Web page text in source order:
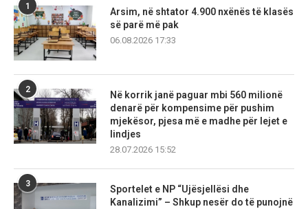
1
Arsim, në shtator 4.900 nxënës të klasës
së parë më pak
06.08.2026 17:33
2
Në korrik janë paguar mbi 560 milionë
denarë për kompensime për pushim
mjekësor, pjesa më e madhe për lejet e
lindjes
28.07.2026 15:52
3
Sportelet e NP “Ujësjellësi dhe
Kanalizimi” – Shkup nesër do të punojnë